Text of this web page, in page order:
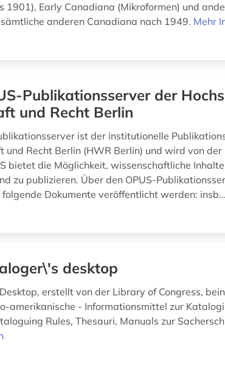
1901), Early Canadiana (Mikroformen) und
anderen Canadiana nach 1949. Mehr
Publikationsserver der
und Recht Berlin
ist der institutionelle
und Recht Berlin (HWR Berlin) und wird von
bietet die Möglichkeit, wissenschaftliche
zu publizieren. Über den OPUS-
folgende Dokumente veröffentlicht werden: insb...
desktop
erstellt von der Library of Congress,
amerikanische - Informationsmittel zur
Rules, Thesauri, Manuals zur